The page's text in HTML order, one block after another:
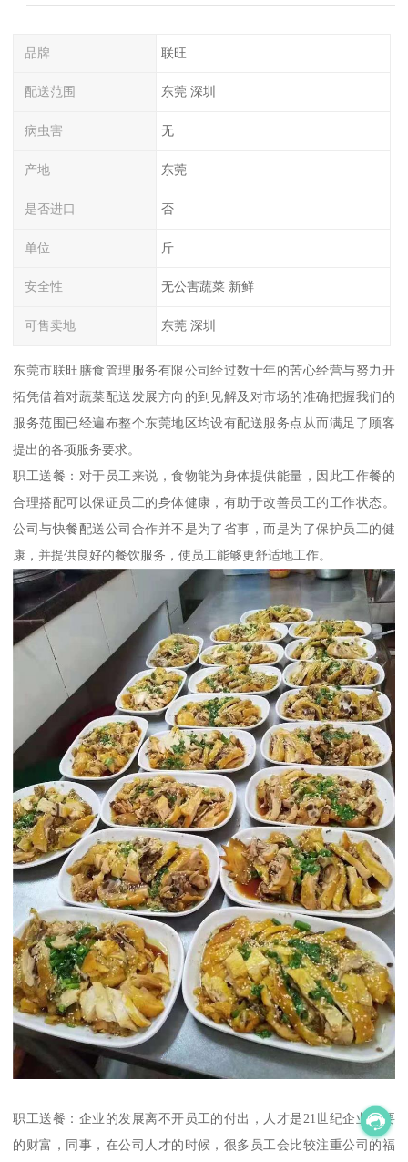
品牌 联旺
配送范围 东莞 深圳
病虫害 无
产地 东莞
是否进口 否
单位 斤
安全性 无公害蔬菜 新鲜
可售卖地 东莞 深圳
东莞市联旺膳食管理服务有限公司经过数十年的苦心经营与努力开
拓凭借着对蔬菜配送发展方向的到见解及对市场的准确把握我们的
服务范围已经遍布整个东莞地区均设有配送服务点从而满足了顾客
提出的各项服务要求。
职工送餐：对于员工来说，食物能为身体提供能量，因此工作餐的
合理搭配可以保证员工的身体健康，有助于改善员工的工作状态。
公司与快餐配送公司合作并不是为了省事，而是为了保护员工的健
康，并提供良好的餐饮服务，使员工能够更舒适地工作。
职工送餐：企业的发展离不开员工的付出，人才是21世纪企业重要
的财富，同事，在公司人才的时候，很多员工会比较注重公司的福